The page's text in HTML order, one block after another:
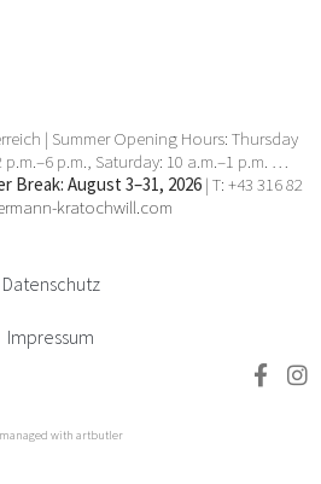
| Summer Opening Hours: Thursday
p.m.–6 p.m., Saturday: 10 a.m.–1 p.m. …
Break: August 3–31, 2026 | T: +43 316 82
kratochwill.com
Datenschutz
Impressum
with artbutler